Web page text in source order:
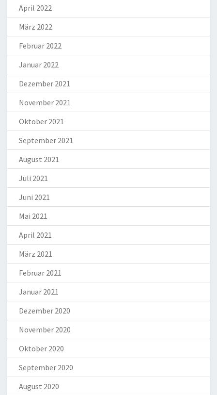
April 2022
März 2022
Februar 2022
Januar 2022
Dezember 2021
November 2021
Oktober 2021
September 2021
August 2021
Juli 2021
Juni 2021
Mai 2021
April 2021
März 2021
Februar 2021
Januar 2021
Dezember 2020
November 2020
Oktober 2020
September 2020
August 2020